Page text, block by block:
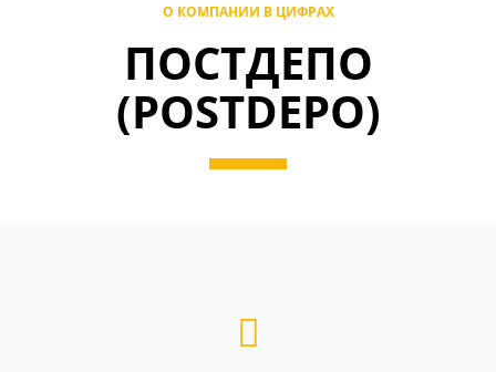
О КОМПАНИИ В ЦИФРАХ
ПОСТДЕПО
(POSTDEPO)